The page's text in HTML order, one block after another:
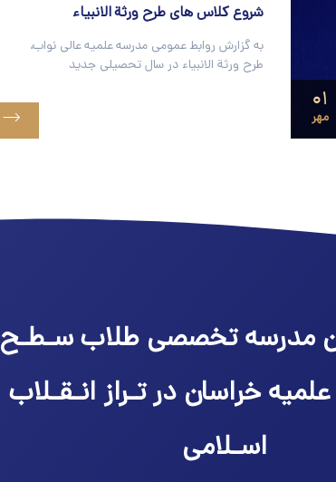
۰۱
مهر
شروع کلاس های طرح ورثة الانبیاء
به گزارش روابط عمومی مدرسه علمیه عالی نواب،
طرح ورثة الانبیاء در سال تحصیلی جدید
مدرسه تخصصی طلاب سـطـح
خراسان در تـراز انـقـلاب
اسـلامی